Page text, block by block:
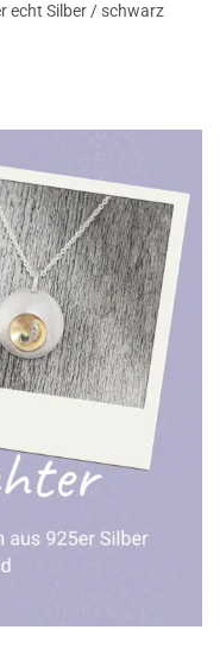
echt Silber / schwarz